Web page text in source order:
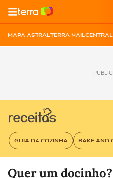
MAPA ASTRALTERRA MAIL
GUIA DA COZINHA BAKE AND
Quer um